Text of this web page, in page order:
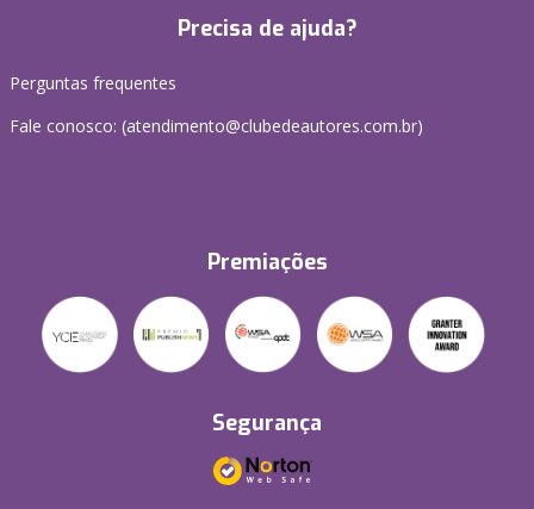
Precisa de ajuda?
Perguntas frequentes
Fale conosco: (atendimento@clubedeautores.com.br)
Premiações
Segurança